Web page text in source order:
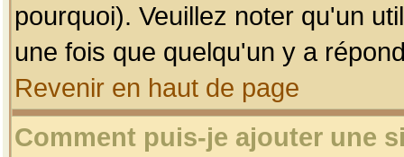
pourquoi). Veuillez noter qu'un
une fois que quelqu'un y a
Revenir en haut de page
Comment puis-je ajouter une